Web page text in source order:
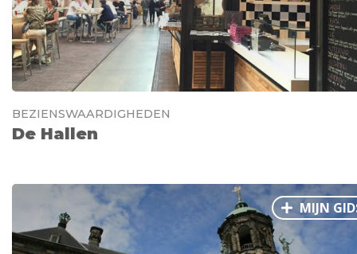
BEZIENSWAARDIGHEDEN
De Hallen
MIJN